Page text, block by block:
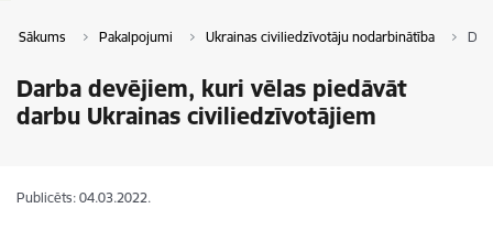
Sākums Pakalpojumi Ukrainas civiliedzīvotāju nodarbinātība
Darba devējiem, kuri vēlas piedāvāt
darbu Ukrainas civiliedzīvotājiem
Publicēts: 04.03.2022.